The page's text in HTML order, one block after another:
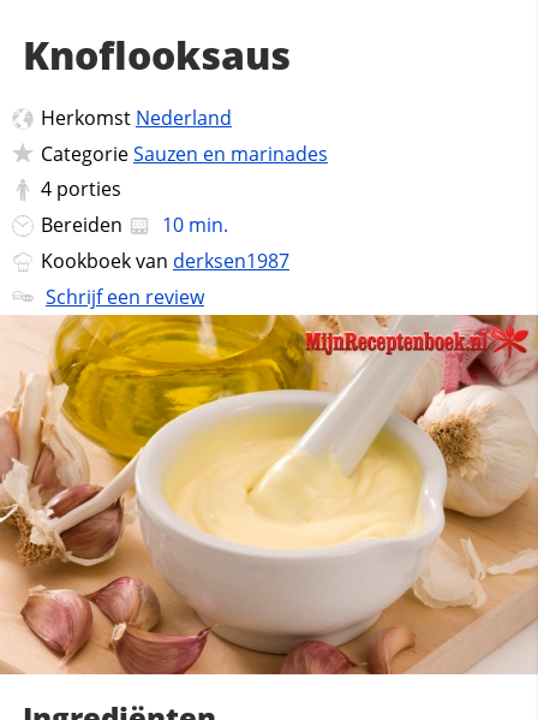
Knoflooksaus
Herkomst Nederland
CategorieSauzen en marinades
4 porties
Bereiden
10 min.
Kookboek van derksen1987
Schrijf een review